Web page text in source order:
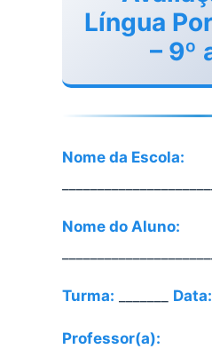
Língua
– 9º
Nome da Escola:
Nome do Aluno:
Turma: Data:
Professor(a):